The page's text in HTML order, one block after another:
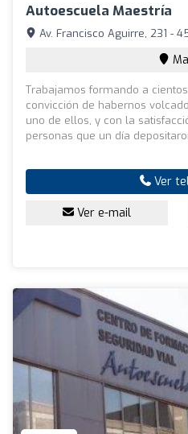
Autoescuela Maestría
Av. Francisco Aguirre, 231 -
Trabajamos formando a
convicción de habernos
uno de ellos, y con la
personas que un día
Ver
Ver e-mail